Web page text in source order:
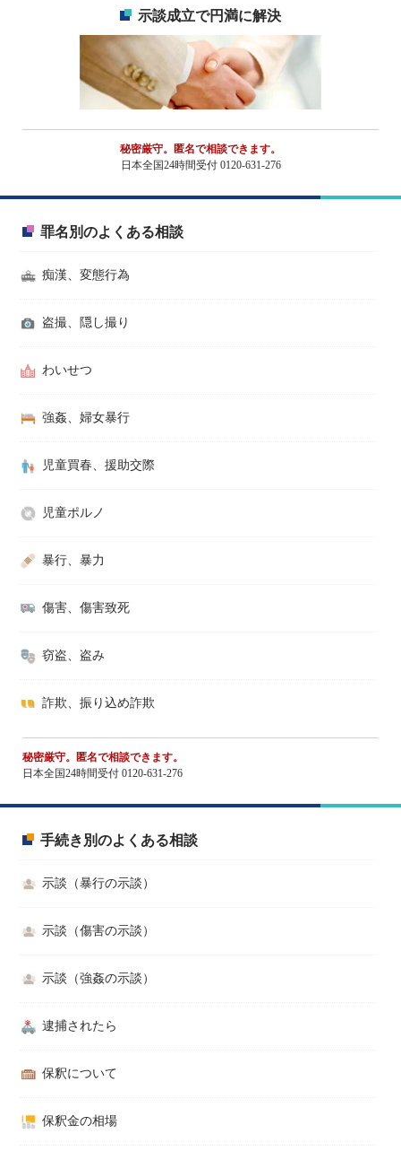
示談成立で円満に解決
秘密厳守。匿名で相談できます。
日本全国24時間受付 0120-631-276
罪名別のよくある相談
痴漢、変態行為
盗撮、隠し撮り
わいせつ
強姦、婦女暴行
児童買春、援助交際
児童ポルノ
暴行、暴力
傷害、傷害致死
窃盗、盗み
詐欺、振り込め詐欺
秘密厳守。匿名で相談できます。
日本全国24時間受付 0120-631-276
手続き別のよくある相談
示談（暴行の示談）
示談（傷害の示談）
示談（強姦の示談）
逮捕されたら
保釈について
保釈金の相場